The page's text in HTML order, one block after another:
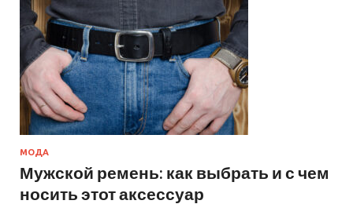
МОДА
Мужской ремень: как выбрать и с чем
носить этот аксессуар